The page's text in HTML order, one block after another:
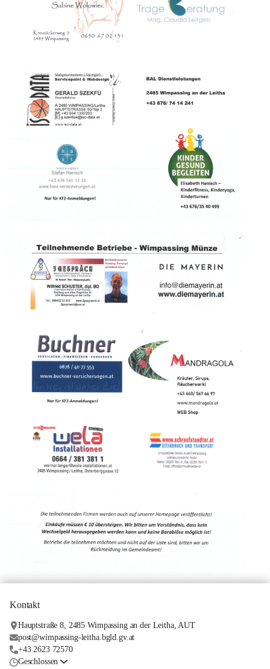
Kontakt
Hauptstraße 8, 2485 Wimpassing an der Leitha, AUT
post@wimpassing-leitha.bgld.gv.at
+43 2623 72570
Geschlossen